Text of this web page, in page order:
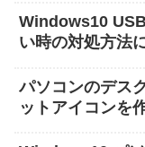
Windows10
い時の対処方法
パソコンのデス
ットアイコンを